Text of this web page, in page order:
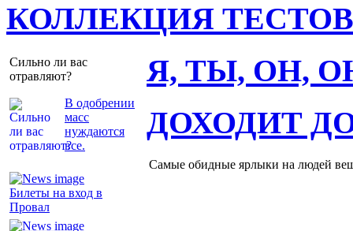
КОЛЛЕКЦИЯ ТЕСТОВ
Сильно ли вас
отравляют?
В одобрении
масс
нуждаются
все.
Я, ТЫ, ОН,
Билеты на вход в
Провал
ДОХОДИТ
Самые обидные ярлыки на людей